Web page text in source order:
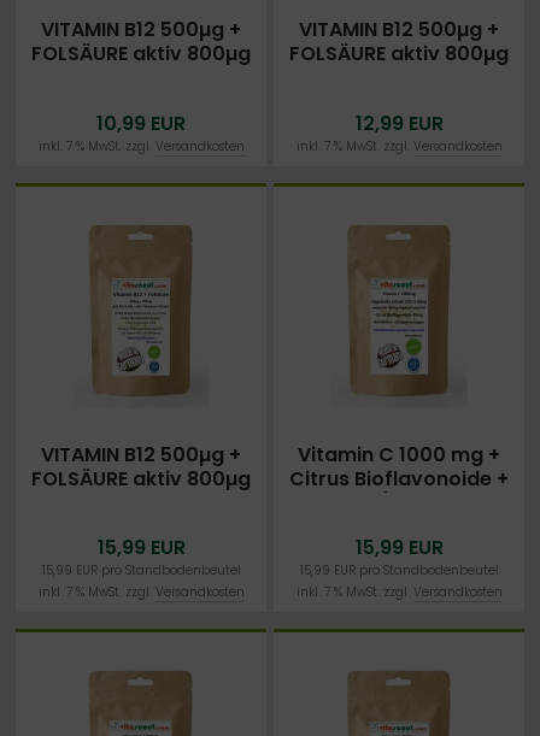
VITAMIN B12 500µg +
FOLSÄURE aktiv 800µg
10,99 EUR
inkl. 7 % MwSt. zzgl. Versandkosten
VITAMIN B12 500µg +
FOLSÄURE aktiv 800µg
12,99 EUR
inkl. 7 % MwSt. zzgl. Versandkosten
VITAMIN B12 500µg +
FOLSÄURE aktiv 800µg
15,99 EUR
15,99 EUR pro Standbodenbeutel
inkl. 7 % MwSt. zzgl. Versandkosten
Vitamin C 1000 mg +
Citrus Bioflavonoide +
15,99 EUR
15,99 EUR pro Standbodenbeutel
inkl. 7 % MwSt. zzgl. Versandkosten